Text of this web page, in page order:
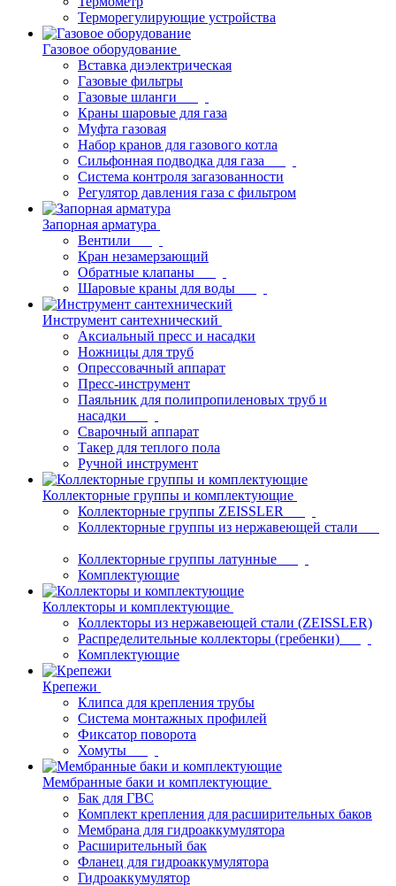
Терморегулирующие устройства
Газовое оборудование
Вставка диэлектрическая
Газовые фильтры
Газовые шланги
Краны шаровые для газа
Муфта газовая
Набор кранов для газового котла
Сильфонная подводка для газа
Система контроля загазованности
Регулятор давления газа с фильтром
Запорная арматура
Вентили
Кран незамерзающий
Обратные клапаны
Шаровые краны для воды
Инструмент сантехнический
Аксиальный пресс и насадки
Ножницы для труб
Опрессовачный аппарат
Пресс-инструмент
Паяльник для полипропиленовых труб и
насадки
Сварочный аппарат
Такер для теплого пола
Ручной инструмент
Коллекторные группы и комплектующие
Коллекторные группы ZEISSLER
Коллекторные группы из нержавеющей стали
Коллекторные группы латунные
Комплектующие
Коллекторы и комплектующие
Коллекторы из нержавеющей стали (ZEISSLER)
Распределительные коллекторы (гребенки)
Комплектующие
Крепежи
Клипса для крепления трубы
Система монтажных профилей
Фиксатор поворота
Хомуты
Мембранные баки и комплектующие
Бак для ГВС
Комплект крепления для расширительных баков
Мембрана для гидроаккумулятора
Расширительный бак
Фланец для гидроаккумулятора
Гидроаккумулятор